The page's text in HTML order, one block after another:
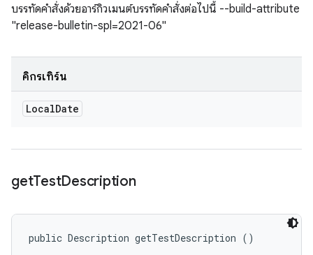
บรรทัดคำสั่งด้วยอาร์กิวเมนต์บรรทัดคำสั่งต่อไปนี้ --build-attribute
"release-bulletin-spl=2021-06"
คิกรีเทิร์น
LocalDate
getTestDescription
public Description getTestDescription ()